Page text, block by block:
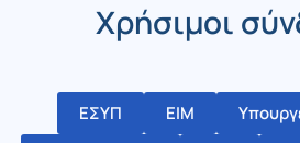
Χρήσιμοι
ΕΣΥΠ ΕΙΜ